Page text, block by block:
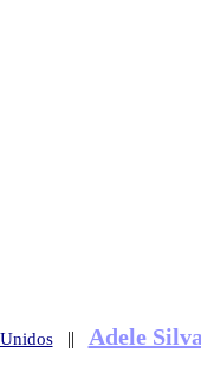
|| Adele Silva